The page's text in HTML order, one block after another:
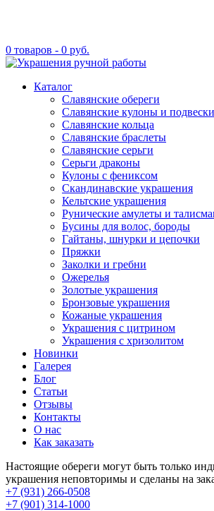
0 товаров - 0 руб.
Каталог
Славянские обереги
Славянские кулоны и подвески
Славянские кольца
Славянские браслеты
Славянские серьги
Серьги драконы
Кулоны с фениксом
Скандинавские украшения
Кельтские украшения
Рунические амулеты и
Бусины для волос, бороды
Гайтаны, шнурки и цепочки
Пряжки
Заколки и гребни
Ожерелья
Золотые украшения
Бронзовые украшения
Кожаные украшения
Украшения с цитрином
Украшения с хризолитом
Новинки
Галерея
Блог
Статьи
Отзывы
Контакты
О нас
Как заказать
Настоящие обереги могут быть только
украшения неповторимы и сделаны на
+7 (931) 266-0508
+7 (901) 314-1000